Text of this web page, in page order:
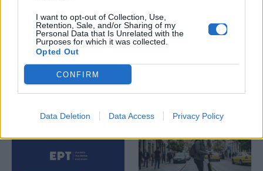
I want to opt-out of Collection, Use,
Retention, Sale, and/or Sharing of my
Personal Data that Is Unrelated with the
Purposes for which it was collected.
Opted Out
CONFIRM
Data Deletion Data Access Privacy Policy
Πού να μην
κολυμπήσεις στην
Αττική: Οι 29
ακατάλληλες παραλίες
25.06.2026
AKTOR: Δίπλα στους
νέους επιστήμονες με
το πρόγραμμα
υποτροφιών